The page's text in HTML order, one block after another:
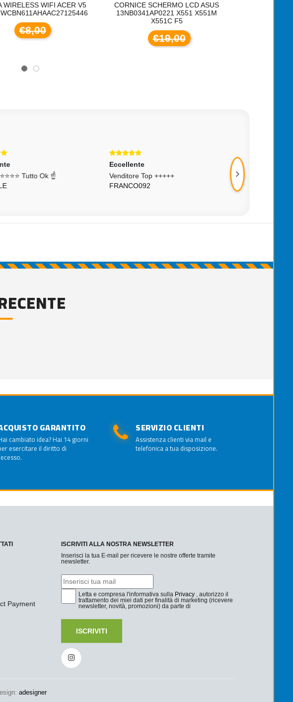
WIRELESS WIFI ACER V5
€8,00
CORNICE SCHERMO LCD ASUS
13NB0341AP0221 X551 X551M
X551C F5
€19,00
Tutto Ok ☝
Eccellente
Venditore Top +++++
FRANCO092
Eccellente
Consigliato,
PIGFLOYD80
GARANTITO
cambiato idea? Hai 14 giorni
esercitare il diritto di
SERVIZIO CLIENTI
Assistenza clienti via mail e
telefonica a tua disposizione.
Payment
ISCRIVITI ALLA NOSTRA NEWSLETTER
Inserisci la tua E-mail per ricevere le nostre offerte tramite
newsletter.
Letta e compresa l'informativa sulla Privacy , autorizzo il
trattamento dei miei dati per finalità di marketing (ricevere
newsletter, novità, promozioni) da parte di
ISCRIVITI
adesigner